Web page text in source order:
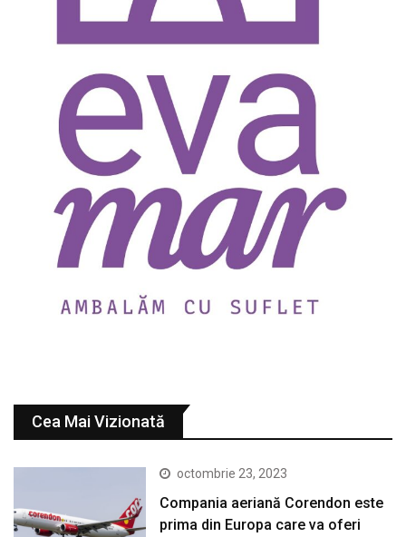
Cea Mai Vizionată
octombrie 23, 2023
Compania aeriană Corendon este
prima din Europa care va oferi